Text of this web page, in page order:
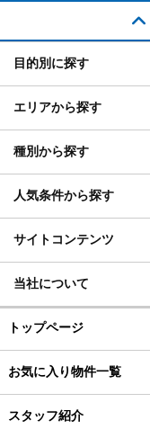
目的別に探す
エリアから探す
種別から探す
人気条件から探す
サイトコンテンツ
当社について
トップページ
お気に入り物件一覧
スタッフ紹介